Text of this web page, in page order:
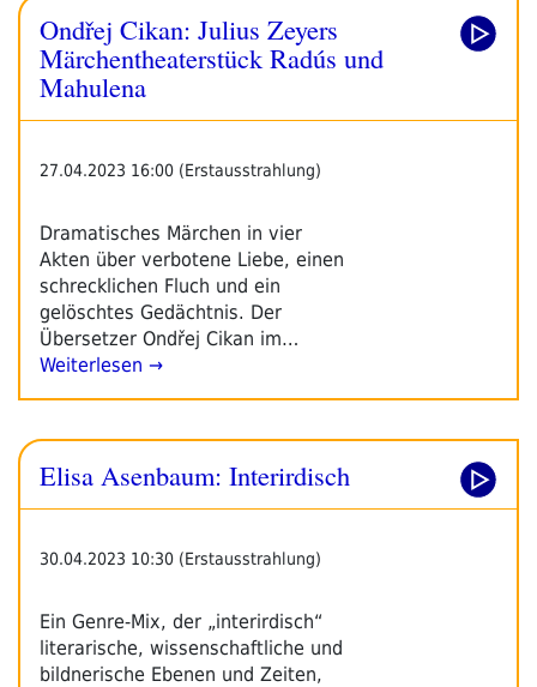
Ondřej Cikan: Julius Zeyers
Märchentheaterstück Radús und
Mahulena
27.04.2023 16:00 (Erstausstrahlung)
Dramatisches Märchen in vier
Akten über verbotene Liebe, einen
schrecklichen Fluch und ein
gelöschtes Gedächtnis. Der
Übersetzer Ondřej Cikan im…
Weiterlesen →
Elisa Asenbaum: Interirdisch
30.04.2023 10:30 (Erstausstrahlung)
Ein Genre-Mix, der „interirdisch“
literarische, wissenschaftliche und
bildnerische Ebenen und Zeiten,